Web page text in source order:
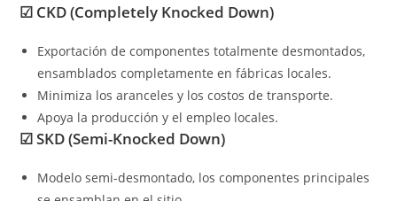
☑ CKD (Completely Knocked Down)
Exportación de componentes totalmente desmontados,
ensamblados completamente en fábricas locales.
Minimiza los aranceles y los costos de transporte.
Apoya la producción y el empleo locales.
☑ SKD (Semi-Knocked Down)
Modelo semi-desmontado, los componentes principales